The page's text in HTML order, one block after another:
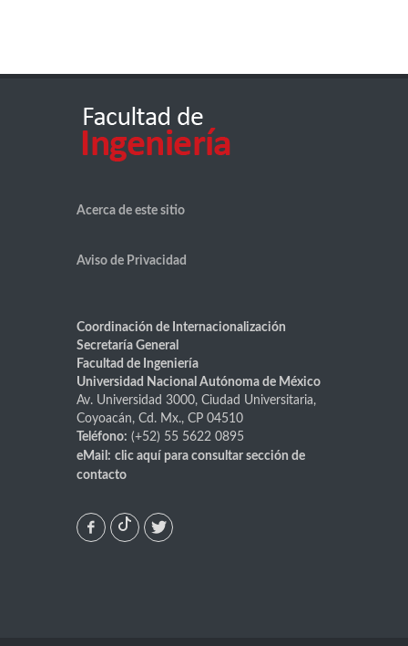
Acerca de este sitio
Aviso de Privacidad
Coordinación de Internacionalización
Secretaría General
Facultad de Ingeniería
Universidad Nacional Autónoma de México
Av. Universidad 3000, Ciudad Universitaria,
Coyoacán, Cd. Mx., CP 04510
Teléfono: (+52) 55 5622 0895
eMail: clic aquí para consultar sección de
contacto